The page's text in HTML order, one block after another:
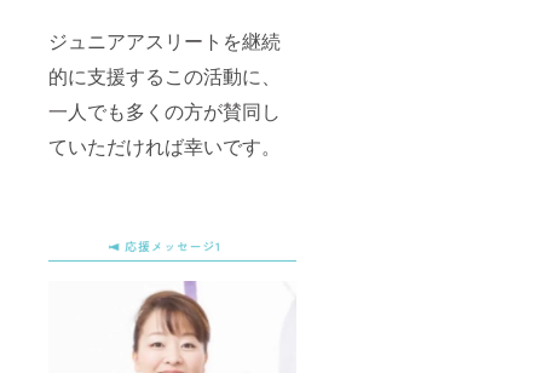
ジュニアアスリートを継続
的に支援するこの活動に、
一人でも多くの方が賛同し
ていただければ幸いです。